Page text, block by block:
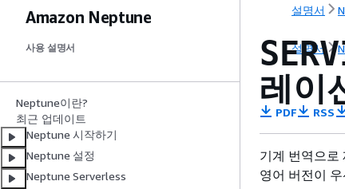
Amazon Neptune
사용 설명서
Neptune이란?
최근 업데이트
Neptune 시작하기
Neptune 설정
Neptune Serverless
설명서
설명서
레이
PDF RSS
기계 번역으로
영어 버전이